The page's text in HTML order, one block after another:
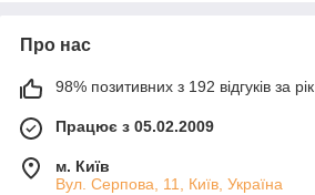
Про нас
98% позитивних з 192 відгуків за рік
Працює з 05.02.2009
м. Київ
Вул. Серпова, 11, Київ, Україна